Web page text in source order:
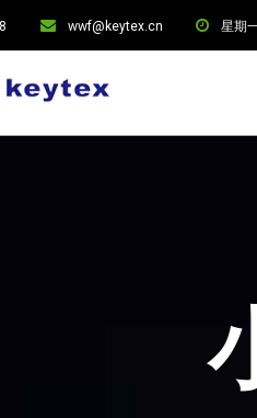
wwf@keytex.cn 星期
小